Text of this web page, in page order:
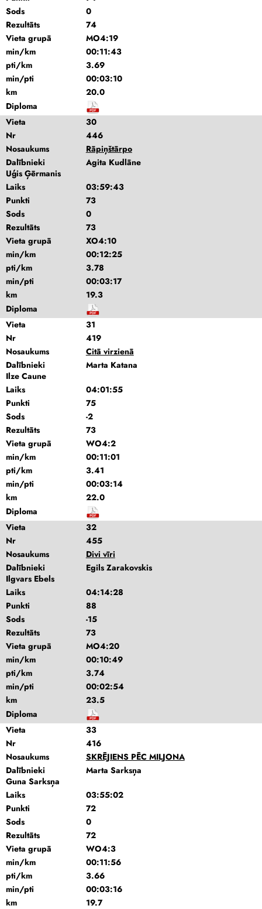
Sods
0
Rezultāts
74
Vieta grupā
MO4:19
min/km
00:11:43
pti/km
3.69
min/pti
00:03:10
km
20.0
Diploma
Vieta
30
Nr
446
Nosaukums
Rāpiņštārpo
Dalībnieki
Agita Kudlāne
Uģis Ģērmanis
Laiks
03:59:43
Punkti
73
Sods
0
Rezultāts
73
Vieta grupā
XO4:10
min/km
00:12:25
pti/km
3.78
min/pti
00:03:17
km
19.3
Diploma
Vieta
31
Nr
419
Nosaukums
Citā virzienā
Dalībnieki
Marta Katana
Ilze Caune
Laiks
04:01:55
Punkti
75
Sods
-2
Rezultāts
73
Vieta grupā
WO4:2
min/km
00:11:01
pti/km
3.41
min/pti
00:03:14
km
22.0
Diploma
Vieta
32
Nr
455
Nosaukums
Divi vīri
Dalībnieki
Egils Zarakovskis
Ilgvars Ebels
Laiks
04:14:28
Punkti
88
Sods
-15
Rezultāts
73
Vieta grupā
MO4:20
min/km
00:10:49
pti/km
3.74
min/pti
00:02:54
km
23.5
Diploma
Vieta
33
Nr
416
Nosaukums
SKRĒJIENS PĒC MILJONA
Dalībnieki
Marta Sarksņa
Guna Sarksņa
Laiks
03:55:02
Punkti
72
Sods
0
Rezultāts
72
Vieta grupā
WO4:3
min/km
00:11:56
pti/km
3.66
min/pti
00:03:16
km
19.7